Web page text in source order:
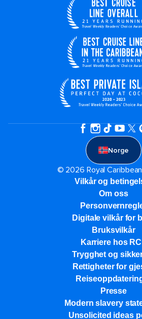
Norge
© 2026 Royal
Vilkår og
Om oss
Digitale vilkår for
Bruksvilkår
Karriere hos
Trygghet og
Rettigheter for
Presse
Modern slavery
Unsolicited ideas